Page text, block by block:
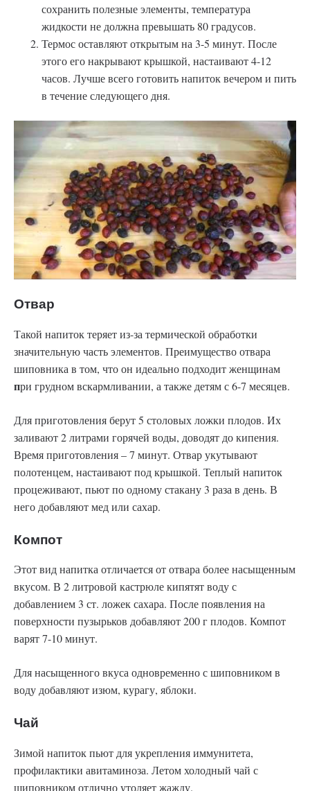
сохранить полезные элементы, температура
жидкости не должна превышать 80 градусов.
Термос оставляют открытым на 3-5 минут. После
этого его накрывают крышкой, настаивают 4-12
часов. Лучше всего готовить напиток вечером и пить
в течение следующего дня.
Отвар
Такой напиток теряет из-за термической обработки
значительную часть элементов. Преимущество отвара
шиповника в том, что он идеально подходит женщинам
при грудном вскармливании, а также детям с 6-7 месяцев.
Для приготовления берут 5 столовых ложки плодов. Их
заливают 2 литрами горячей воды, доводят до кипения.
Время приготовления – 7 минут. Отвар укутывают
полотенцем, настаивают под крышкой. Теплый напиток
процеживают, пьют по одному стакану 3 раза в день. В
него добавляют мед или сахар.
Компот
Этот вид напитка отличается от отвара более насыщенным
вкусом. В 2 литровой кастрюле кипятят воду с
добавлением 3 ст. ложек сахара. После появления на
поверхности пузырьков добавляют 200 г плодов. Компот
варят 7-10 минут.
Для насыщенного вкуса одновременно с шиповником в
воду добавляют изюм, курагу, яблоки.
Чай
Зимой напиток пьют для укрепления иммунитета,
профилактики авитаминоза. Летом холодный чай с
шиповником отлично утоляет жажду.